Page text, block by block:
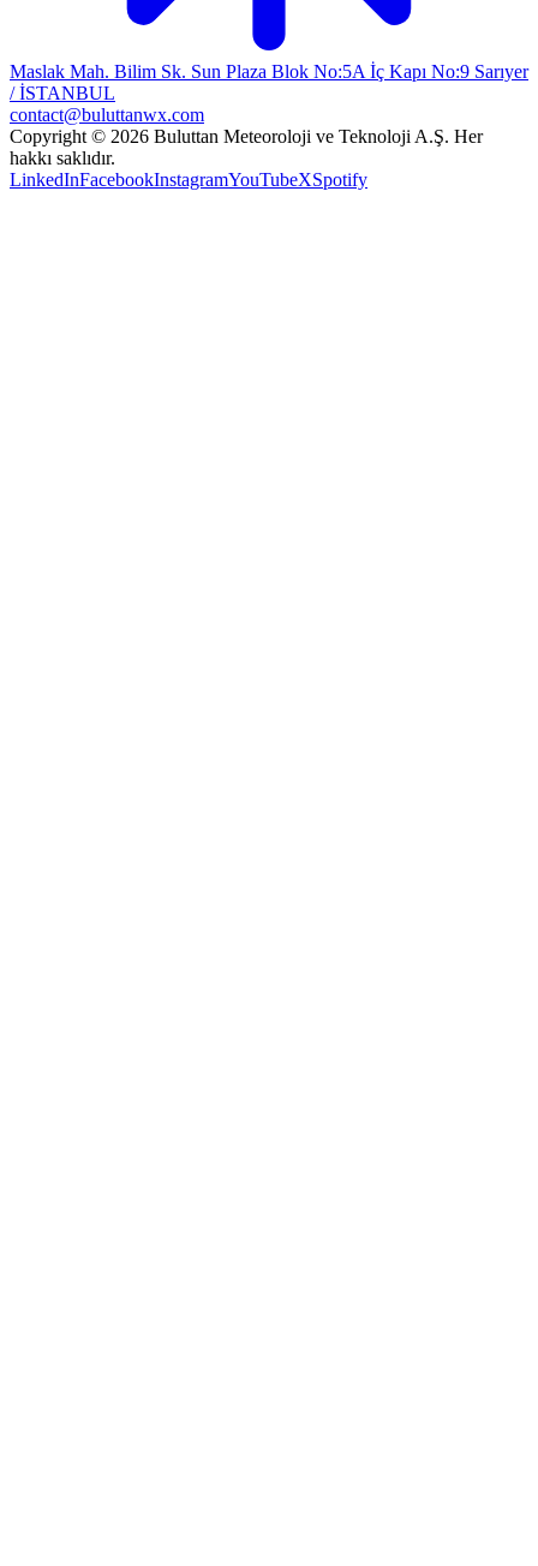
Maslak Mah. Bilim Sk. Sun Plaza Blok No:5A İç Kapı No:9 Sarıyer
/ İSTANBUL
contact@buluttanwx.com
Copyright © 2026 Buluttan Meteoroloji ve Teknoloji A.Ş. Her
hakkı saklıdır.
LinkedInFacebookInstagramYouTubeXSpotify